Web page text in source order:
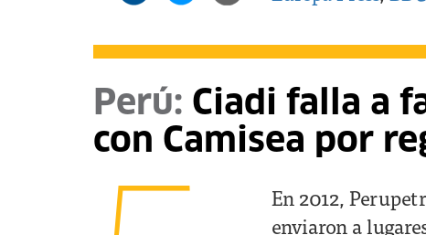
Perú: Ciadi falla a
con Camisea por
En 2012,
enviaron a